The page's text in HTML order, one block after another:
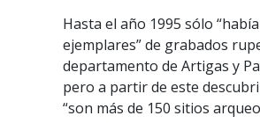
Hasta el año 1995 sólo
ejemplares” de grabados
departamento de Artigas y
pero a partir de este
“son más de 150 sitios